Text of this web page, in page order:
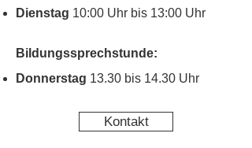
Dienstag 10:00 Uhr bis 13:00 Uhr
Bildungssprechstunde:
Donnerstag 13.30 bis 14.30 Uhr
Kontakt